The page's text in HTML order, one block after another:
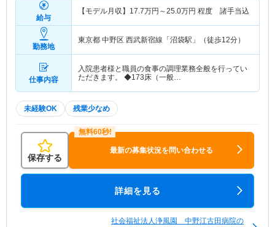
給与
【モデル月収】 17.7万円～25.0万円 程度 諸手当込
勤務地
東京都 中野区 西武新宿線「沼袋駅」（徒歩12分）
仕事内容
入院患者様と職員の食事の調理業務全般を行ってい
ただきます。 ◆173床（一般…
未経験OK 残業少なめ
保存する
最新の募集状況を問い合わせる
詳細を見る
社会福祉法人浄風園 中野江古田病院の